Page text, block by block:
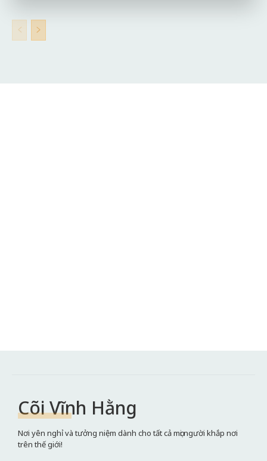
Cõi Vĩnh Hằng
Nơi yên nghỉ và tưởng niệm dành cho tất cả mọi người khắp nơi
trên thế giới!